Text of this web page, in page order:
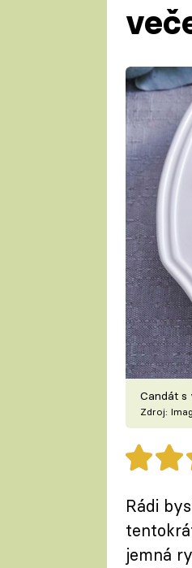
Candát
Zdroj:
Rádi
jemná